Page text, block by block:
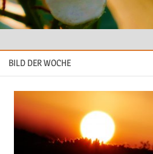
BILD DER WOCHE